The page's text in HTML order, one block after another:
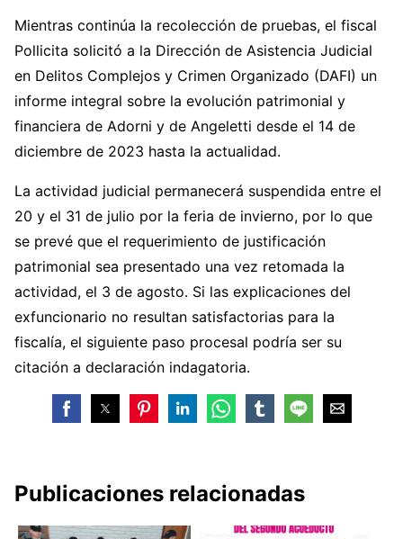
Mientras continúa la recolección de pruebas, el fiscal
Pollicita solicitó a la Dirección de Asistencia Judicial
en Delitos Complejos y Crimen Organizado (DAFI) un
informe integral sobre la evolución patrimonial y
financiera de Adorni y de Angeletti desde el 14 de
diciembre de 2023 hasta la actualidad.
La actividad judicial permanecerá suspendida entre el
20 y el 31 de julio por la feria de invierno, por lo que
se prevé que el requerimiento de justificación
patrimonial sea presentado una vez retomada la
actividad, el 3 de agosto. Si las explicaciones del
exfuncionario no resultan satisfactorias para la
fiscalía, el siguiente paso procesal podría ser su
citación a declaración indagatoria.
Publicaciones relacionadas